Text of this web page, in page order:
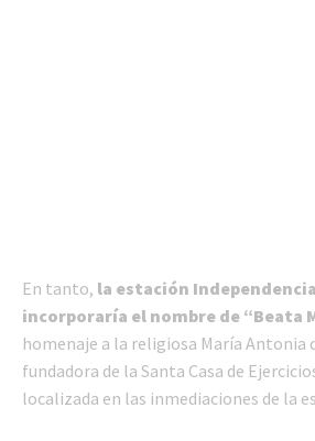
En tanto, la estación
incorporaría el nombre de “Beata
homenaje a la religiosa María Antonia
fundadora de la Santa Casa de
localizada en las inmediaciones de la